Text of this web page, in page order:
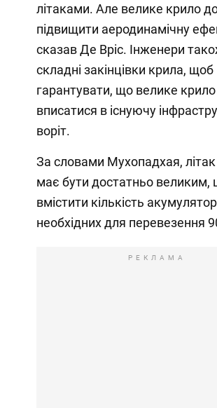
літаками. Але велике крило
підвищити аеродинамічну
сказав Де Вріс. Інженери
складні закінцівки крила, щоб
гарантувати, що велике
вписатися в існуючу
воріт.
За словами Мухопадхая,
має бути достатньо великим,
вмістити кількість
необхідних для перевезення
РЕКЛАМА